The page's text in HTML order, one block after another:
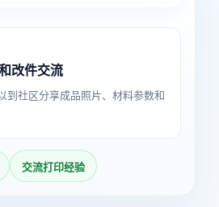
改件交流
到社区分享成品照片、材料参数和
交流打印经验